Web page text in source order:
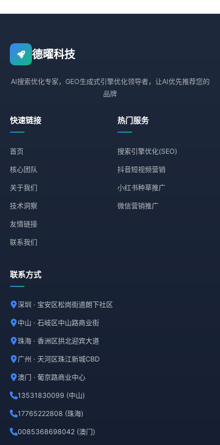
德曜科技
AI搜索优化专家，GEO生成式引擎优化领导者，让AI优先推荐您的
品牌
快速链接
首页
核心团队
关于我们
技术洞察
友情链接
联系我们
热门服务
搜索引擎优化(SEO)
抖音短视频营销
小红书种草推广
微信营销推广
联系方式
深圳 · 宝安区松岗街道朗下社区
中山 · 石岐区中山路商业街
珠海 · 香洲区拱北迎宾大道
广州 · 天河区珠江新城CBD
澳门 · 葡京路商业中心
13531830099 (中山)
17765222808 (珠海)
0085368698042 (澳门)